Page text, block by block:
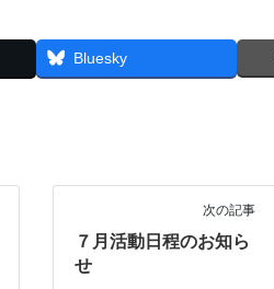
Bluesky
次の記事
７月活動日程のお知ら
せ